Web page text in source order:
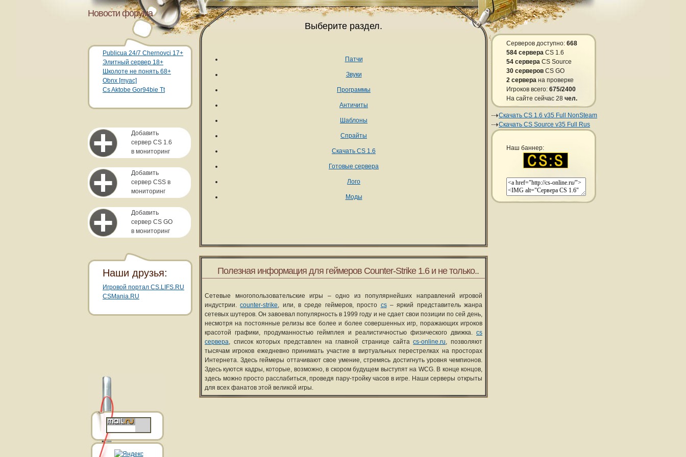
Новости форума
Publicua 24/7 Chernovci 17+
Элитный сервер 18+
Школоте не понять 68+
Obnx [myac]
Cs Aktobe Gor94bie Tt
Добавить
сервер CS 1.6
в мониторинг
Добавить
сервер CSS в
мониторинг
Добавить
сервер CS GO
в мониторинг
Серверов доступно: 668
584 сервера CS 1.6
54 сервера CS Source
30 серверов CS GO
2 сервера на проверке
Игроков всего: 675/2400
На сайте сейчас 28 чел.
Скачать CS 1.6 v35 Full NonSteam
Скачать CS Source v35 Full Rus
Наш баннер:
Выберите раздел.
Патчи
Звуки
Программы
Античиты
Шаблоны
Спрайты
Скачать CS 1.6
Готовые сервера
Лого
Моды
Полезная информация для геймеров Counter-Strike 1.6 и не только..
Сетевые многопользовательские игры – одно из популярнейших направлений игровой
индустрии.counter-strike, или, в среде геймеров, просто cs– яркий представитель жанра
сетевых шутеров. Он завоевал популярность в 1999 году и не сдает свои позиции по сей день,
несмотря на постоянные релизы все более и более совершенных игр, поражающих игроков
красотой графики, продуманностью геймплея и реалистичностью физического движка. cs
сервера, список которых представлен на главной странице сайтаcs-online.ru, позволяют
тысячам игроков ежедневно принимать участие в виртуальных перестрелках на просторах
Интернета. Здесь геймеры оттачивают свое умение, стремясь достигнуть уровня чемпионов.
Здесь куются кадры, которые, возможно, в скором будущем выступят на WCG. В конце концов,
здесь можно просто расслабиться, проведя пару-тройку часов в игре. Наши серверы открыты
для всех фанатов этой великой игры.
Наши друзья:
Игровой портал CS.LIFS.RU
CSMania.RU